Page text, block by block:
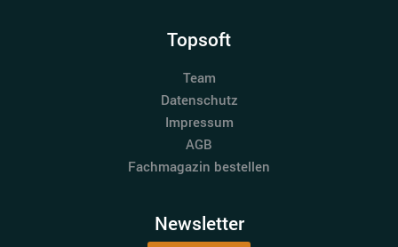
Topsoft
Team
Datenschutz
Impressum
AGB
Fachmagazin bestellen
Newsletter